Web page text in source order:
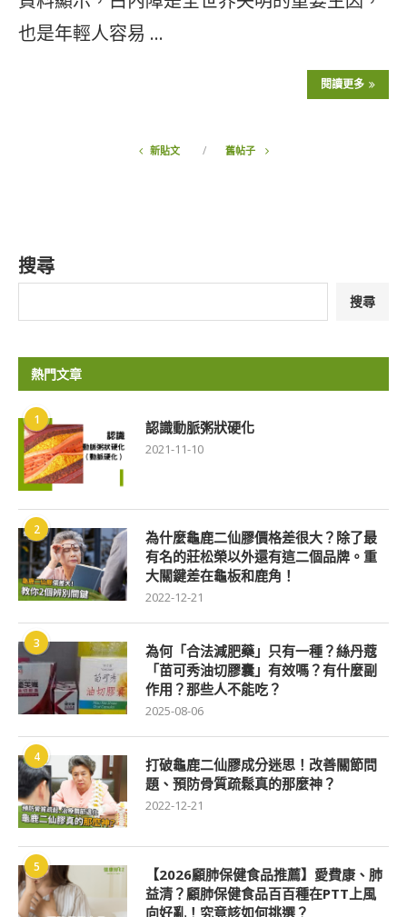
也是年輕人容易 …
閱讀更多
新貼文 舊帖子
搜尋
搜尋
熱門文章
1 認識動脈粥狀硬化
2021-11-10
2
為什麼龜鹿二仙膠價格差很大？除了最
有名的莊松榮以外還有這二個品牌。重
大關鍵差在龜板和鹿角！
2022-12-21
3
為何「合法減肥藥」只有一種？絲丹蔻
「苗可秀油切膠囊」有效嗎？有什麼副
作用？那些人不能吃？
2025-08-06
4
打破龜鹿二仙膠成分迷思！改善關節問
題、預防骨質疏鬆真的那麼神？
2022-12-21
5
【2026顧肺保健食品推薦】愛費康、肺
益清？顧肺保健食品百百種在PTT上風
向好亂！究竟該如何挑選？